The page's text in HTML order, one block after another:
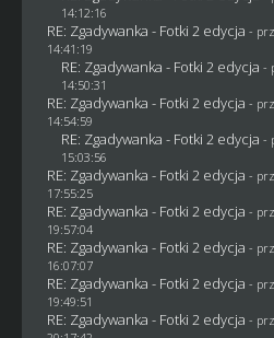
14:12:16
RE: Zgadywanka - Fotki 2 edycja -
14:41:19
RE: Zgadywanka - Fotki 2 edycja -
14:50:31
RE: Zgadywanka - Fotki 2 edycja -
14:54:59
RE: Zgadywanka - Fotki 2 edycja -
15:03:56
RE: Zgadywanka - Fotki 2 edycja -
17:55:25
RE: Zgadywanka - Fotki 2 edycja -
19:57:04
RE: Zgadywanka - Fotki 2 edycja -
16:07:07
RE: Zgadywanka - Fotki 2 edycja -
19:49:51
RE: Zgadywanka - Fotki 2 edycja -